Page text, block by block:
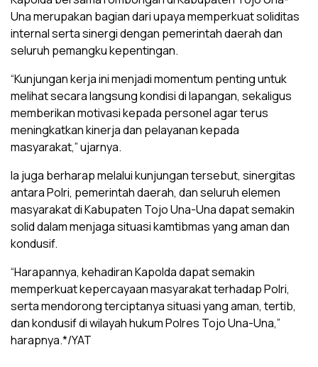
Una merupakan bagian dari upaya memperkuat soliditas
internal serta sinergi dengan pemerintah daerah dan
seluruh pemangku kepentingan.
“Kunjungan kerja ini menjadi momentum penting untuk
melihat secara langsung kondisi di lapangan, sekaligus
memberikan motivasi kepada personel agar terus
meningkatkan kinerja dan pelayanan kepada
masyarakat,” ujarnya.
Ia juga berharap melalui kunjungan tersebut, sinergitas
antara Polri, pemerintah daerah, dan seluruh elemen
masyarakat di Kabupaten Tojo Una-Una dapat semakin
solid dalam menjaga situasi kamtibmas yang aman dan
kondusif.
“Harapannya, kehadiran Kapolda dapat semakin
memperkuat kepercayaan masyarakat terhadap Polri,
serta mendorong terciptanya situasi yang aman, tertib,
dan kondusif di wilayah hukum Polres Tojo Una-Una,”
harapnya.*/YAT